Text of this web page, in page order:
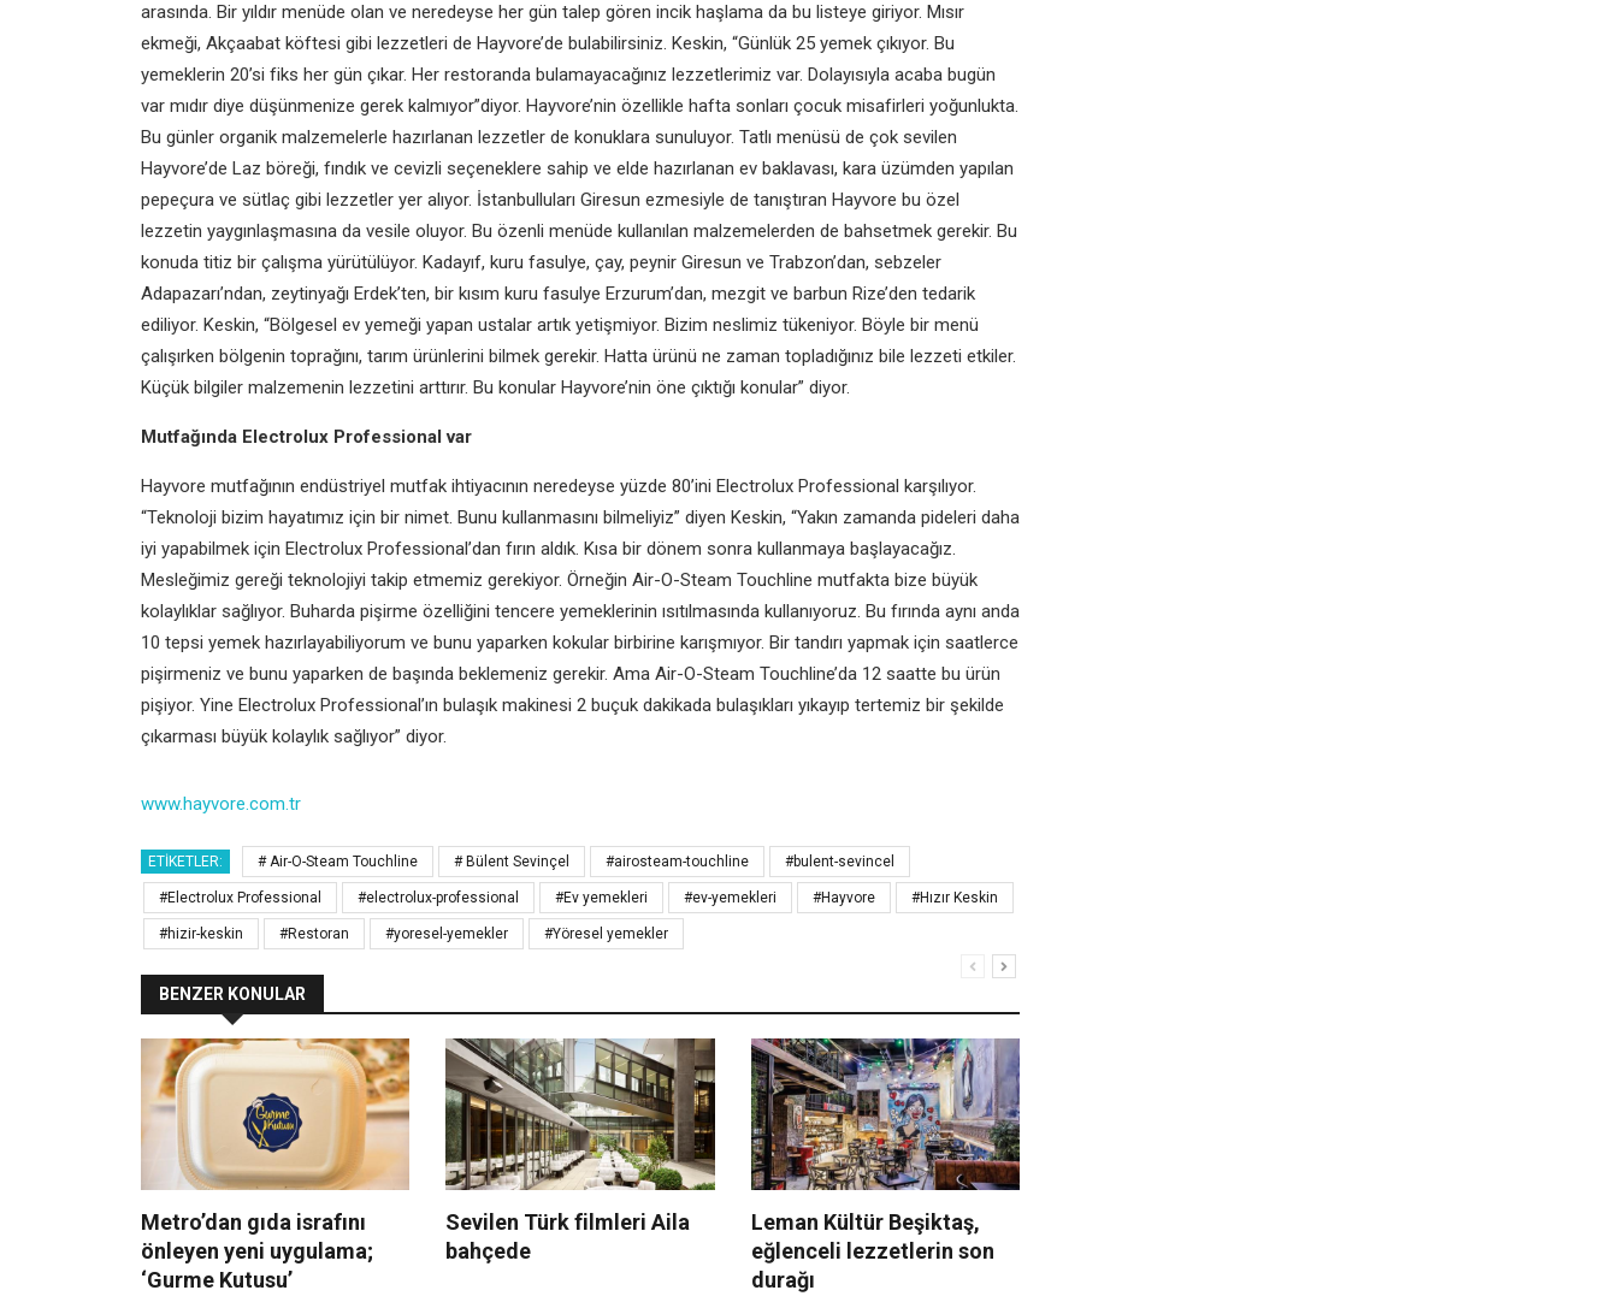
arasında. Bir yıldır menüde olan ve neredeyse her gün talep gören incik haşlama da bu listeye giriyor. Mısır
ekmeği, Akçaabat köftesi gibi lezzetleri de Hayvore’de bulabilirsiniz. Keskin, “Günlük 25 yemek çıkıyor. Bu
yemeklerin 20’si fiks her gün çıkar. Her restoranda bulamayacağınız lezzetlerimiz var. Dolayısıyla acaba bugün
var mıdır diye düşünmenize gerek kalmıyor”diyor. Hayvore’nin özellikle hafta sonları çocuk misafirleri yoğunlukta.
Bu günler organik malzemelerle hazırlanan lezzetler de konuklara sunuluyor. Tatlı menüsü de çok sevilen
Hayvore’de Laz böreği, fındık ve cevizli seçeneklere sahip ve elde hazırlanan ev baklavası, kara üzümden yapılan
pepeçura ve sütlaç gibi lezzetler yer alıyor. İstanbulluları Giresun ezmesiyle de tanıştıran Hayvore bu özel
lezzetin yaygınlaşmasına da vesile oluyor. Bu özenli menüde kullanılan malzemelerden de bahsetmek gerekir. Bu
konuda titiz bir çalışma yürütülüyor. Kadayıf, kuru fasulye, çay, peynir Giresun ve Trabzon’dan, sebzeler
Adapazarı’ndan, zeytinyağı Erdek’ten, bir kısım kuru fasulye Erzurum’dan, mezgit ve barbun Rize’den tedarik
ediliyor. Keskin, “Bölgesel ev yemeği yapan ustalar artık yetişmiyor. Bizim neslimiz tükeniyor. Böyle bir menü
çalışırken bölgenin toprağını, tarım ürünlerini bilmek gerekir. Hatta ürünü ne zaman topladığınız bile lezzeti etkiler.
Küçük bilgiler malzemenin lezzetini arttırır. Bu konular Hayvore’nin öne çıktığı konular” diyor.
Mutfağında Electrolux Professional var
Hayvore mutfağının endüstriyel mutfak ihtiyacının neredeyse yüzde 80’ini Electrolux Professional karşılıyor.
“Teknoloji bizim hayatımız için bir nimet. Bunu kullanmasını bilmeliyiz” diyen Keskin, “Yakın zamanda pideleri daha
iyi yapabilmek için Electrolux Professional’dan fırın aldık. Kısa bir dönem sonra kullanmaya başlayacağız.
Mesleğimiz gereği teknolojiyi takip etmemiz gerekiyor. Örneğin Air-O-Steam Touchline mutfakta bize büyük
kolaylıklar sağlıyor. Buharda pişirme özelliğini tencere yemeklerinin ısıtılmasında kullanıyoruz. Bu fırında aynı anda
10 tepsi yemek hazırlayabiliyorum ve bunu yaparken kokular birbirine karışmıyor. Bir tandırı yapmak için saatlerce
pişirmeniz ve bunu yaparken de başında beklemeniz gerekir. Ama Air-O-Steam Touchline’da 12 saatte bu ürün
pişiyor. Yine Electrolux Professional’ın bulaşık makinesi 2 buçuk dakikada bulaşıkları yıkayıp tertemiz bir şekilde
çıkarması büyük kolaylık sağlıyor” diyor.
www.hayvore.com.tr
ETIKETLER: # Air-O-Steam Touchline # Bülent Sevinçel #airosteam-touchline #bulent-sevincel
#Electrolux Professional #electrolux-professional #Ev yemekleri #ev-yemekleri #Hayvore #Hızır Keskin
#hizir-keskin #Restoran #yoresel-yemekler #Yöresel yemekler
BENZER KONULAR
Metro’dan gıda israfını
önleyen yeni uygulama;
‘Gurme Kutusu’
Sevilen Türk filmleri Aila
bahçede
Leman Kültür Beşiktaş,
eğlenceli lezzetlerin son
durağı